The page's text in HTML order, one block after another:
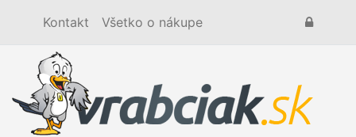
Kontakt Všetko o nákupe